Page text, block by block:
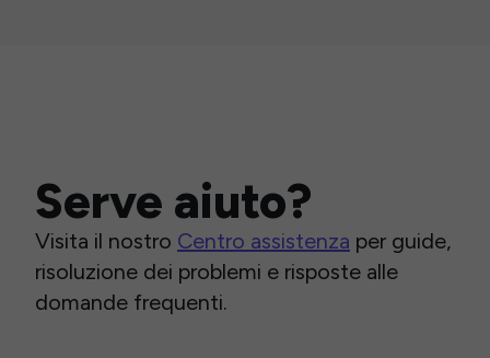
Serve aiuto?
Visita il nostro Centro assistenza per guide,
risoluzione dei problemi e risposte alle
domande frequenti.